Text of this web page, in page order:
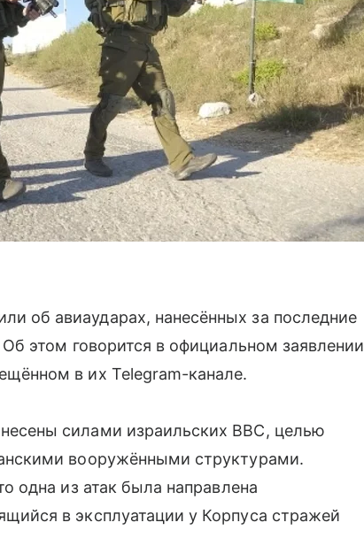
об авиаударах, нанесённых за последние
Об этом говорится в официальном заявлении
в их Telegram-канале.
силами израильских ВВС, целью
вооружёнными структурами.
одна из атак была направлена
в эксплуатации у Корпуса стражей